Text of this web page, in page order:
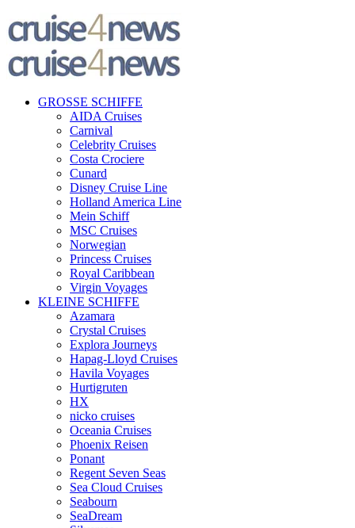
GROSSE SCHIFFE
AIDA Cruises
Carnival
Celebrity Cruises
Costa Crociere
Cunard
Disney Cruise Line
Holland America Line
Mein Schiff
MSC Cruises
Norwegian
Princess Cruises
Royal Caribbean
Virgin Voyages
KLEINE SCHIFFE
Azamara
Crystal Cruises
Explora Journeys
Hapag-Lloyd Cruises
Havila Voyages
Hurtigruten
HX
nicko cruises
Oceania Cruises
Phoenix Reisen
Ponant
Regent Seven Seas
Sea Cloud Cruises
Seabourn
SeaDream